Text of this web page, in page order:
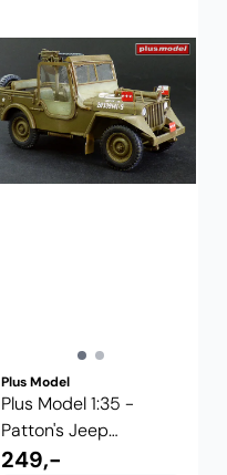
Plus Model
Plus Model 1:35 -
Patton's Jeep
Conversion 243
249,-